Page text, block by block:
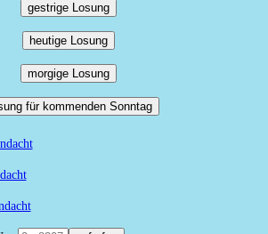
gestrige Losung
heutige Losung
morgige Losung
für kommenden Sonntag